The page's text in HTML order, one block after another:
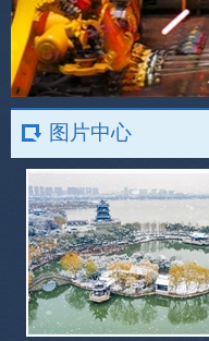
图片中心